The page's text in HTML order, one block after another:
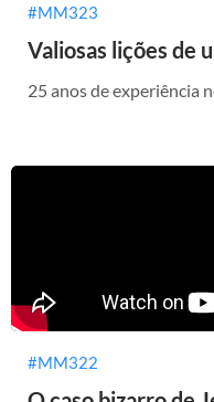
#MM323
Valiosas lições de
25 anos de experiência
#MM322